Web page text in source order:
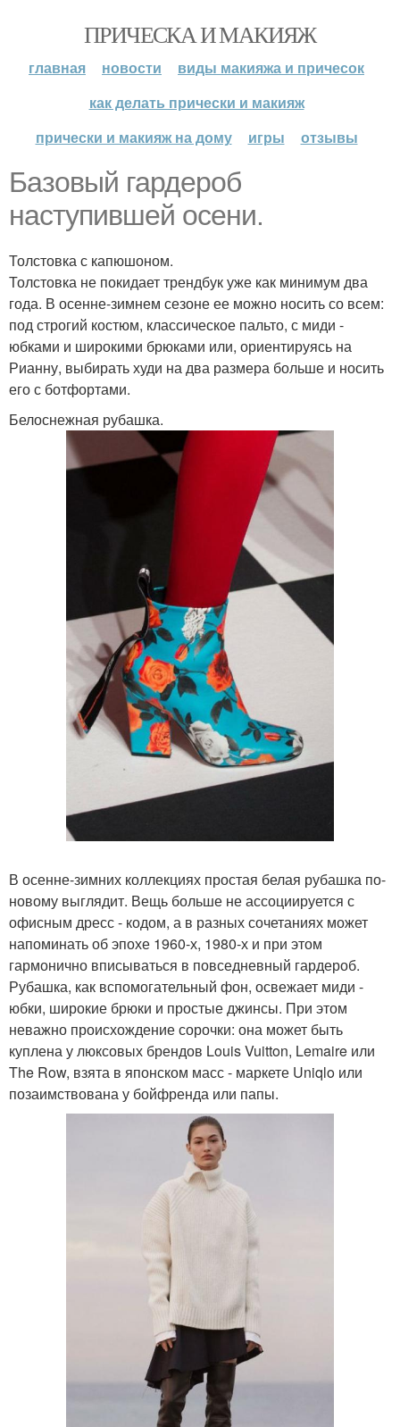
ПРИЧЕСКА И МАКИЯЖ
главная новости
виды макияжа и причесок
как делать прически и макияж
прически и макияж на дому
игры отзывы
Базовый гардероб
наступившей осени.
Толстовка с капюшоном.
Толстовка не покидает трендбук уже как минимум два
года. В осенне-зимнем сезоне ее можно носить со всем:
под строгий костюм, классическое пальто, с миди -
юбками и широкими брюками или, ориентируясь на
Рианну, выбирать худи на два размера больше и носить
его с ботфортами.
Белоснежная рубашка.
В осенне-зимних коллекциях простая белая рубашка по-
новому выглядит. Вещь больше не ассоциируется с
офисным дресс - кодом, а в разных сочетаниях может
напоминать об эпохе 1960-х, 1980-х и при этом
гармонично вписываться в повседневный гардероб.
Рубашка, как вспомогательный фон, освежает миди -
юбки, широкие брюки и простые джинсы. При этом
неважно происхождение сорочки: она может быть
куплена у люксовых брендов Louis Vuitton, Lemaire или
The Row, взята в японском масс - маркете Uniqlo или
позаимствована у бойфренда или папы.